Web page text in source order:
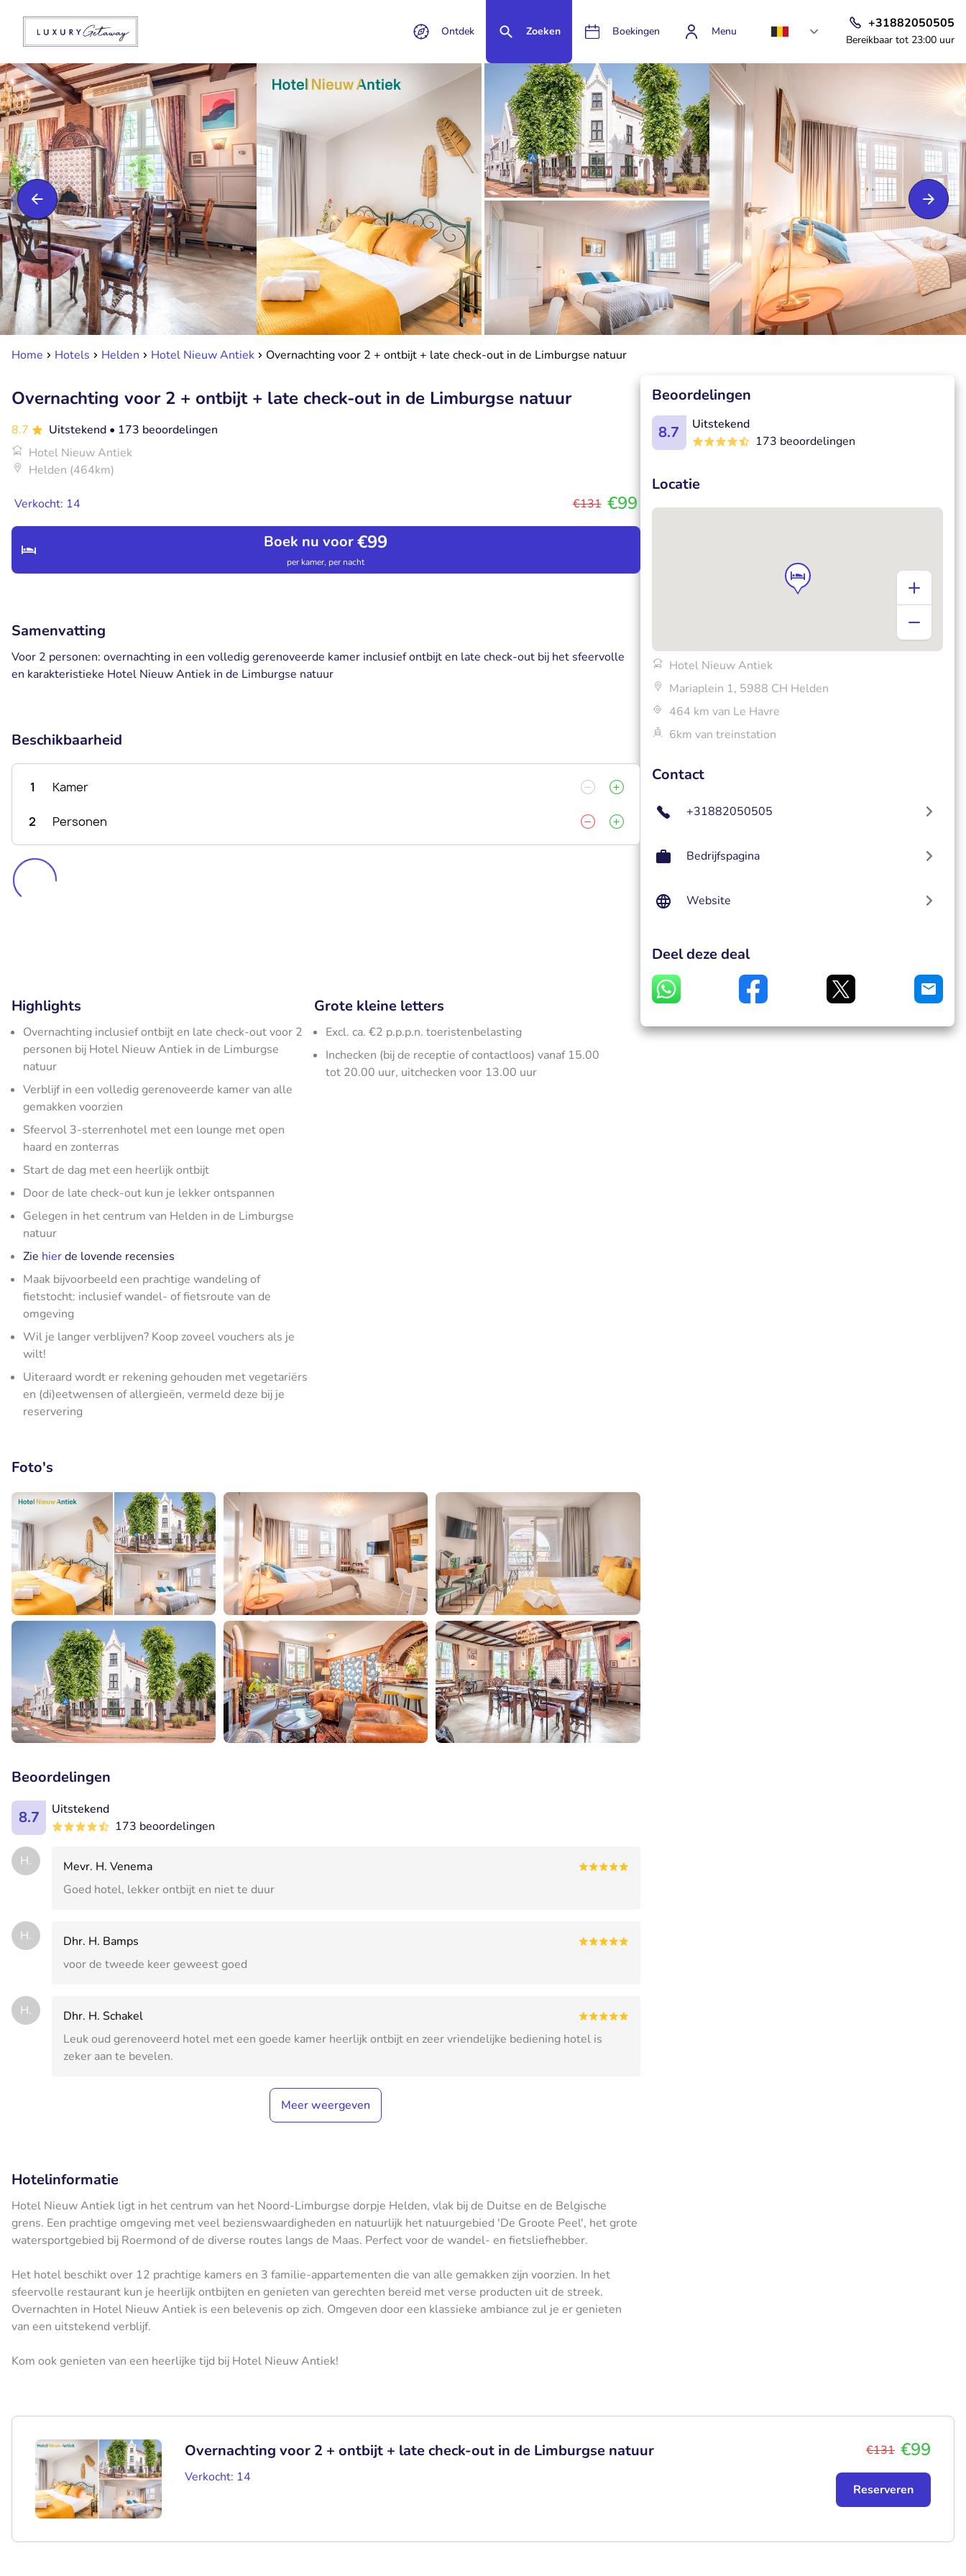
Ontdek Zoeken Boekingen Menu
+31882050505
Bereikbaar tot 23:00 uur
Home Hotels Helden Hotel Nieuw Antiek Overnachting voor 2 + ontbijt + late check-out in de Limburgse natuur
Overnachting voor 2 + ontbijt + late check-out in de Limburgse natuur
8.7 Uitstekend • 173 beoordelingen
Hotel Nieuw Antiek
Helden (464km)
Verkocht: 14 €131 €99
Boek nu voor€99
per kamer, per nacht
Samenvatting
Voor 2 personen: overnachting in een volledig gerenoveerde kamer inclusief ontbijt en late check-out bij het sfeervolle
en karakteristieke Hotel Nieuw Antiek in de Limburgse natuur
Beschikbaarheid
1 Kamer
2 Personen
Highlights
Overnachting inclusief ontbijt en late check-out voor 2
personen bij Hotel Nieuw Antiek in de Limburgse
natuur
Verblijf in een volledig gerenoveerde kamer van alle
gemakken voorzien
Sfeervol 3-sterrenhotel met een lounge met open
haard en zonterras
Start de dag met een heerlijk ontbijt
Door de late check-out kun je lekker ontspannen
Gelegen in het centrum van Helden in de Limburgse
natuur
Zie hierde lovende recensies
Maak bijvoorbeeld een prachtige wandeling of
fietstocht: inclusief wandel- of fietsroute van de
omgeving
Wil je langer verblijven? Koop zoveel vouchers als je
wilt!
Uiteraard wordt er rekening gehouden met vegetariërs
en (di)eetwensen of allergieën, vermeld deze bij je
reservering
Grote kleine letters
Excl. ca. €2 p.p.p.n. toeristenbelasting
Inchecken (bij de receptie of contactloos) vanaf 15.00
tot 20.00 uur, uitchecken voor 13.00 uur
Foto's
Beoordelingen
8.7
Uitstekend
173 beoordelingen
H.
Mevr. H. Venema
Goed hotel, lekker ontbijt en niet te duur
H.
Dhr. H. Bamps
voor de tweede keer geweest goed
H.
Dhr. H. Schakel
Leuk oud gerenoveerd hotel met een goede kamer heerlijk ontbijt en zeer vriendelijke bediening hotel is
zeker aan te bevelen.
Meer weergeven
Hotelinformatie
Hotel Nieuw Antiek ligt in het centrum van het Noord-Limburgse dorpje Helden, vlak bij de Duitse en de Belgische
grens. Een prachtige omgeving met veel bezienswaardigheden en natuurlijk het natuurgebied 'De Groote Peel', het grote
watersportgebied bij Roermond of de diverse routes langs de Maas. Perfect voor de wandel- en fietsliefhebber.
Het hotel beschikt over 12 prachtige kamers en 3 familie-appartementen die van alle gemakken zijn voorzien. In het
sfeervolle restaurant kun je heerlijk ontbijten en genieten van gerechten bereid met verse producten uit de streek.
Overnachten in Hotel Nieuw Antiek is een belevenis op zich. Omgeven door een klassieke ambiance zul je er genieten
van een uitstekend verblijf.
Kom ook genieten van een heerlijke tijd bij Hotel Nieuw Antiek!
Beoordelingen
8.7
Uitstekend
173 beoordelingen
Locatie
Hotel Nieuw Antiek
Mariaplein 1, 5988 CH Helden
464 km van Le Havre
6km van treinstation
Contact
+31882050505
Bedrijfspagina
Website
Deel deze deal
Overnachting voor 2 + ontbijt + late check-out in de Limburgse natuur
Verkocht: 14
€131 €99
Reserveren